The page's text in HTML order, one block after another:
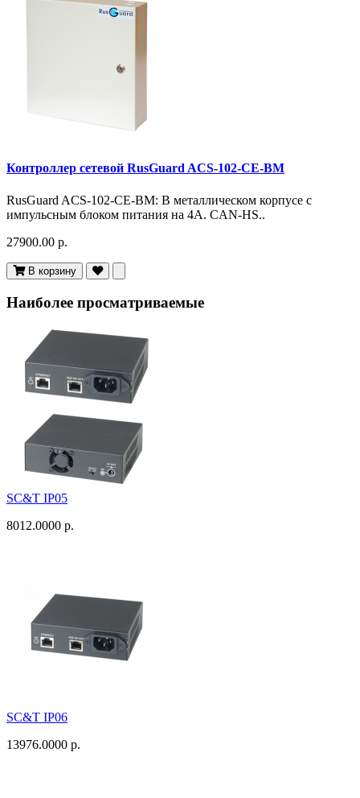
Контроллер сетевой RusGuard ACS-102-CE-BM
RusGuard ACS-102-CE-BM: В металлическом корпусе с
импульсным блоком питания на 4А. CAN-HS..
27900.00 р.
В корзину
Наиболее просматриваемые
SC&T IP05
8012.0000 р.
SC&T IP06
13976.0000 р.